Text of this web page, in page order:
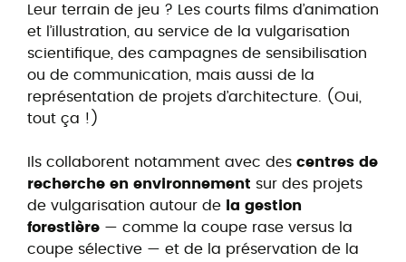
Leur terrain de jeu ? Les courts films d’animation
et l’illustration, au service de la vulgarisation
scientifique, des campagnes de sensibilisation
ou de communication, mais aussi de la
représentation de projets d’architecture. (Oui,
tout ça !)
Ils collaborent notamment avec des centres de
recherche en environnement sur des projets
de vulgarisation autour de
la gestion
forestière — comme la coupe rase versus la
coupe sélective — et de la préservation de la